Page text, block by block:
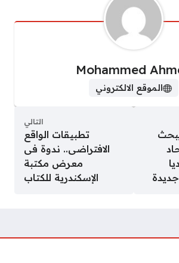
Mohammed
الموقع الالكتروني
التالي
تطبيقات الواقع
الافتراضى.. ندوة فى
معرض مكتبة
الإسكندرية للكتاب